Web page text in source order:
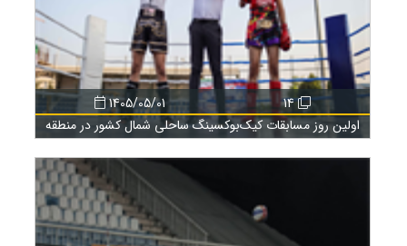
14
1405/05/01
اولین روز مسابقات کیک‌بوکسینگ ساحلی شمال کشور در منطقه
آزاد انزلی